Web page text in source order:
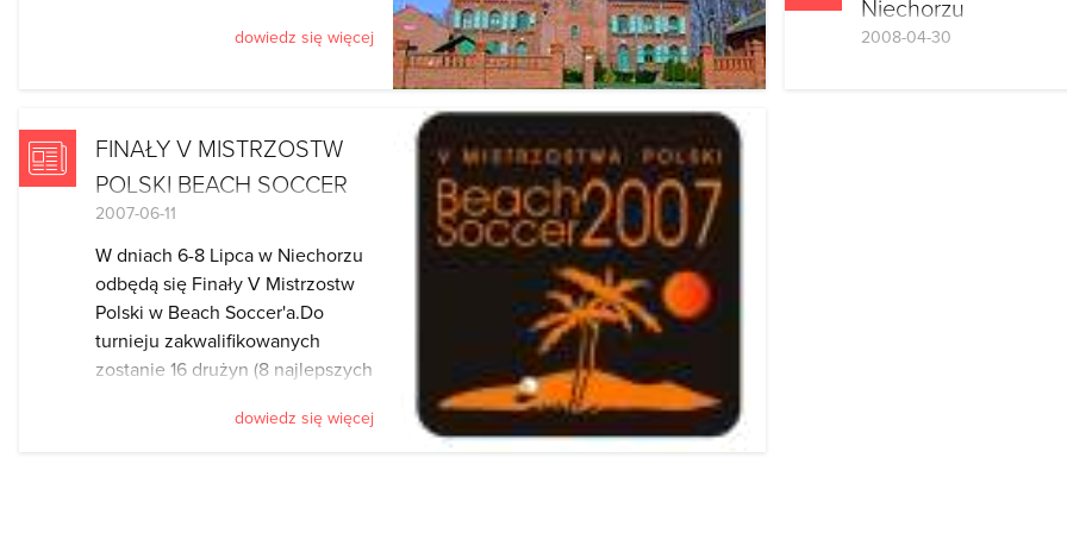
dowiedz się więcej
Niechorzu
2008-04-30
FINAŁY V MISTRZOSTW
POLSKI BEACH SOCCER
2007
2007-06-11
W dniach 6-8 Lipca w Niechorzu
odbędą się Finały V Mistrzostw
Polski w Beach Soccer'a.Do
turnieju zakwalifikowanych
zostanie 16 drużyn (8 najlepszych
po cztery najlepsze drużyny z
dowiedz się więcej